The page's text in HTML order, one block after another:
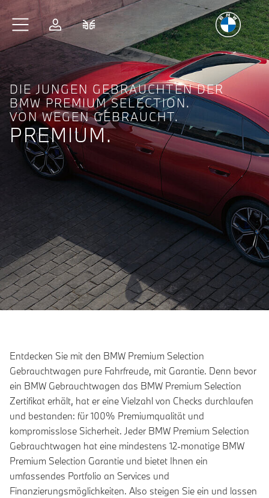
Zum Hauptinhalt springen
AnmeldenFahrzeugvergleich
Freudeam Fahren
DIE JUNGEN GEBRAUCHTEN DER
BMW PREMIUM SELECTION.
VON WEGEN GEBRAUCHT.
PREMIUM.
Entdecken Sie mit den BMW Premium Selection
Gebrauchtwagen pure Fahrfreude, mit Garantie. Denn bevor
ein BMW Gebrauchtwagen das BMW Premium Selection
Zertifikat erhält, hat er eine Vielzahl von Checks durchlaufen
und bestanden: für 100% Premiumqualität und
kompromisslose Sicherheit. Jeder BMW Premium Selection
Gebrauchtwagen hat eine mindestens 12-monatige BMW
Premium Selection Garantie und bietet Ihnen ein
umfassendes Portfolio an Services und
Finanzierungsmöglichkeiten. Also steigen Sie ein und lassen